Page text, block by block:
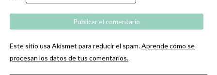
Este sitio usa Akismet para reducir el spam.Aprende cómo se
procesan los datos de tus comentarios.